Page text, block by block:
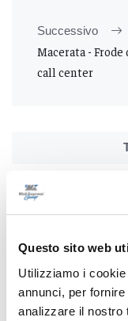
Questo sito web
Utilizziamo i
annunci, per
analizzare il nostro
Successivo
Macerata -
call center
Correlati